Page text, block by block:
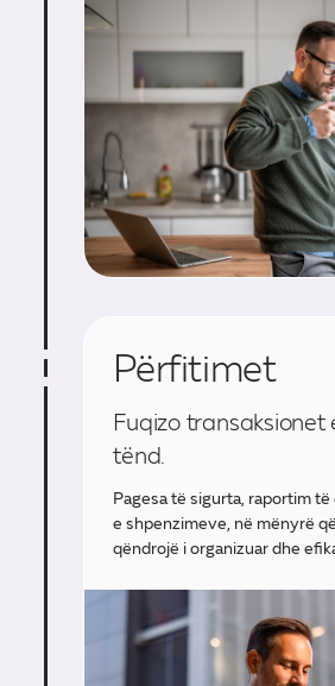
Përfitimet
Fuqizo transaksionet
tënd.
Pagesa të sigurta, raportim
e shpenzimeve, në mënyrë
qëndrojë i organizuar dhe